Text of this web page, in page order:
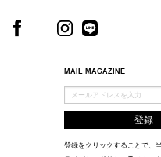
MAIL MAGAZINE
登録をクリックすることで、